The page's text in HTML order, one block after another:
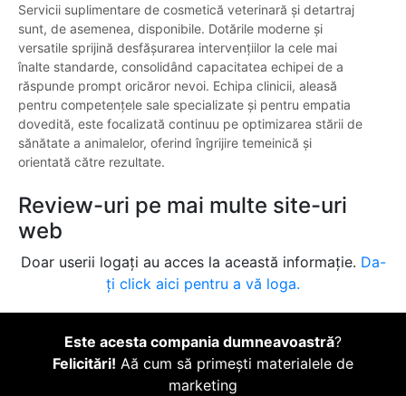
Servicii suplimentare de cosmetică veterinară și detartraj
sunt, de asemenea, disponibile. Dotările moderne și
versatile sprijină desfășurarea intervențiilor la cele mai
înalte standarde, consolidând capacitatea echipei de a
răspunde prompt oricăror nevoi. Echipa clinicii, aleasă
pentru competențele sale specializate și pentru empatia
dovedită, este focalizată continuu pe optimizarea stării de
sănătate a animalelor, oferind îngrijire temeinică și
orientată către rezultate.
Review-uri pe mai multe site-uri
web
Doar userii logați au acces la această informație. Da-
ți click aici pentru a vă loga.
Este acesta compania dumneavoastră?
Felicitări! Aă cum să primești materialele de
marketing